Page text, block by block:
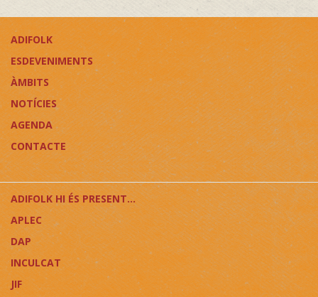
ADIFOLK
ESDEVENIMENTS
ÀMBITS
NOTÍCIES
AGENDA
CONTACTE
ADIFOLK HI ÉS PRESENT...
APLEC
DAP
INCULCAT
JIF